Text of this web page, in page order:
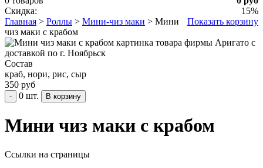
Скидка:
15%
Показать корзину
Главная > Роллы > Мини-чиз маки > Мини
чиз маки с крабом
Состав
краб, нори, рис, сыр
350 руб
- 0 шт.
Мини чиз маки с крабом
Ссылки на страницы